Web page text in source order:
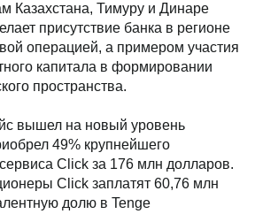
Казахстана, Тимуру и Динаре
присутствие банка в регионе
операцией, а примером участия
капитала в формировании
пространства.
вышел на новый уровень
49% крупнейшего
Click за 176 млн долларов.
Click заплатят 60,76 млн
долю в Tenge